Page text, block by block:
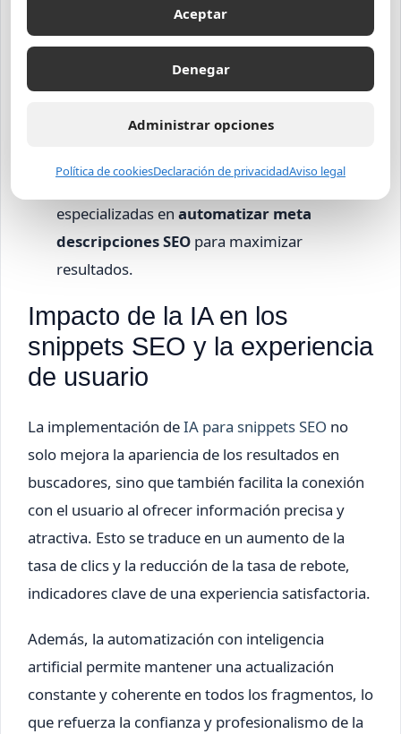
Utiliza datos de comportamiento de usuarios
para ajustar el tono y enfoque de las meta
para adaptarte a cambios en algoritmos y
especializadas en automatizar meta
descripciones SEO para maximizar
resultados.
Impacto de la IA en los
snippets SEO y la experiencia
de usuario
La implementación deIA para snippets SEO no
solo mejora la apariencia de los resultados en
buscadores, sino que también facilita la conexión
con el usuario al ofrecer información precisa y
atractiva. Esto se traduce en un aumento de la
tasa de clics y la reducción de la tasa de rebote,
indicadores clave de una experiencia satisfactoria.
Además, la automatización con inteligencia
artificial permite mantener una actualización
constante y coherente en todos los fragmentos, lo
que refuerza la confianza y profesionalismo de la
Aceptar
Denegar
Administrar opciones
Política de cookiesDeclaración de privacidadAviso legal